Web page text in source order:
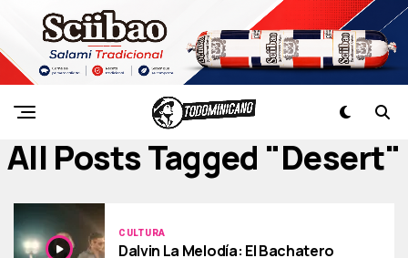
All Posts Tagged "desert"
CULTURA
Dalvin La Melodía: El Bachatero